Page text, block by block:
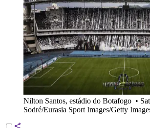
Nilton Santos, estádio do Botafogo •
Sodré/Eurasia Sport Images/Getty